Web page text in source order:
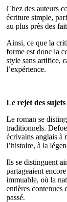
Chez des auteurs
écriture simple,
au plus près des
Ainsi, ce que la
forme est donc la
style sans artifice,
l’expérience.
Le rejet des
Le roman se
traditionnels.
écrivains anglais à
l’histoire, à la
Ils se distinguent
partageaient
immuable, où la
entières contenues
passé.